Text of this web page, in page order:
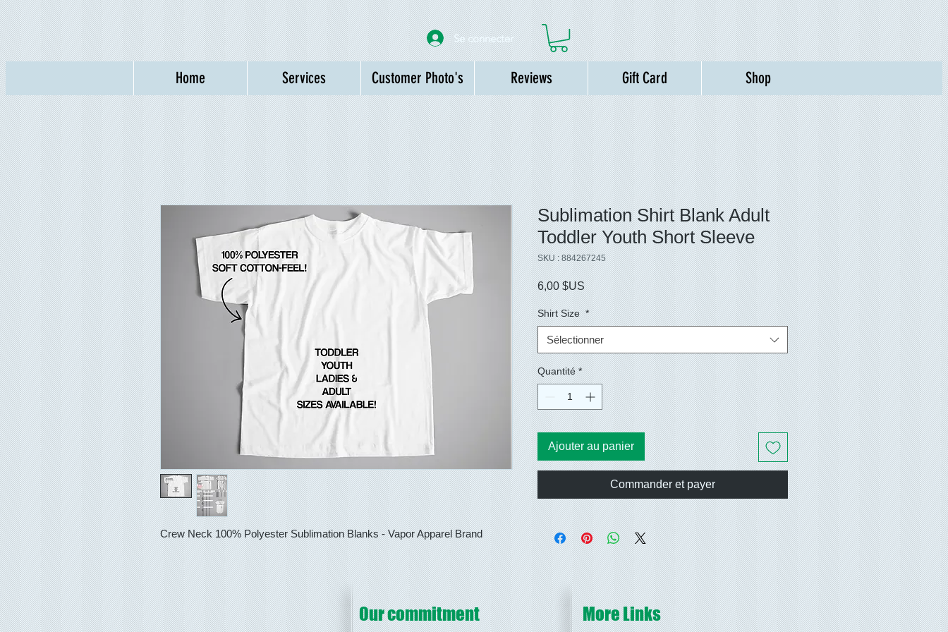
Se connecter
Home Services Customer Photo's Reviews Gift Card Shop
Crew Neck 100% Polyester Sublimation Blanks - Vapor Apparel Brand
Sublimation Shirt Blank Adult
Toddler Youth Short Sleeve
SKU : 884267245
6,00 $USPrix
Shirt Size *
Sélectionner
Quantité *
Ajouter au panier
Commander et payer
Our commitment More Links